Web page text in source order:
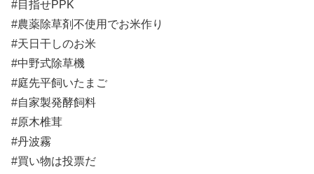
#目指せPPK
#農薬除草剤不使用でお米作り
#天日干しのお米
#中野式除草機
#庭先平飼いたまご
#自家製発酵飼料
#原木椎茸
#丹波霧
#買い物は投票だ